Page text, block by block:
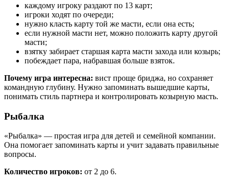
каждому игроку раздают по 13 карт;
игроки ходят по очереди;
нужно класть карту той же масти, если она есть;
если нужной масти нет, можно положить карту другой
масти;
взятку забирает старшая карта масти захода или козырь;
побеждает пара, набравшая больше взяток.
Почему игра интересна: вист проще бриджа, но сохраняет
командную глубину. Нужно запоминать вышедшие карты,
понимать стиль партнера и контролировать козырную масть.
Рыбалка
«Рыбалка» — простая игра для детей и семейной компании.
Она помогает запоминать карты и учит задавать правильные
вопросы.
Количество игроков: от 2 до 6.